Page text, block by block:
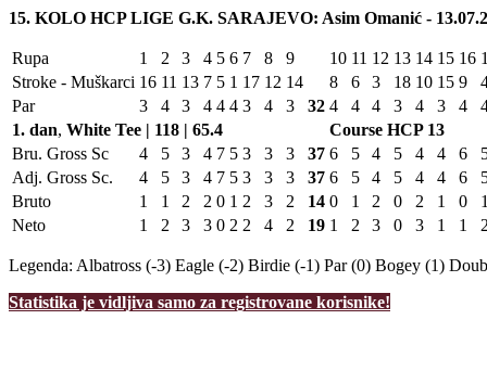
15. KOLO HCP LIGE G.K. SARAJEVO: Asim Omanić -
Rupa 1 2 3 4 5 6 7 8 9 10 11 12 13 14 15 16
Stroke - Muškarci 16 11 13 7 5 1 17 12 14 8 6 3 18 10 15 9
Par
3 4 3 4 4 4 3 4 3 32 4 4 4 3 4 3 4
1. dan, White Tee | 118 | 65.4 Course HCP 13
Bru. Gross Sc
4 5 3 4 7 5 3 3 3 37 6 5 4 5 4 4 6
Adj. Gross Sc.
4 5 3 4 7 5 3 3 3 37 6 5 4 5 4 4 6
Bruto
1 1 2 2 0 1 2 3 2 14 0 1 2 0 2 1 0
Neto
1 2 3 3 0 2 2 4 2 19 1 2 3 0 3 1 1
Legenda: Albatross (-3) Eagle (-2) Birdie (-1) Par (0) Bogey (1)
Statistika je vidljiva samo za registrovane korisnike!